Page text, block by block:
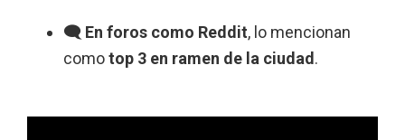
🗨️ En foros como Reddit, lo mencionan
comotop 3 en ramen de la ciudad .